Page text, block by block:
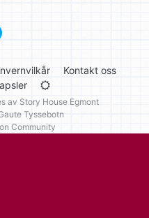
Kontakt oss
av Story House Egmont
Tyssebotn
Community